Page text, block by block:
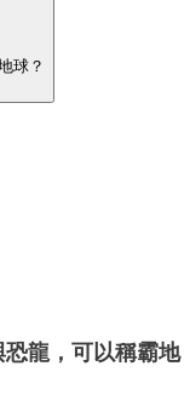
球？
龍，可以稱霸地